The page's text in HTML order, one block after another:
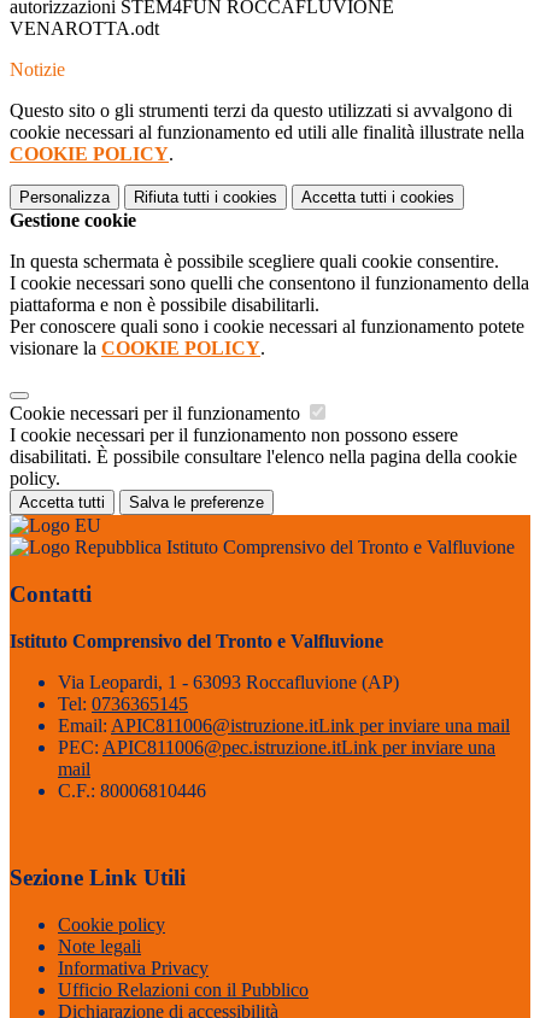
autorizzazioni STEM4FUN ROCCAFLUVIONE
VENAROTTA.odt
Notizie
Questo sito o gli strumenti terzi da questo utilizzati si avvalgono di
cookie necessari al funzionamento ed utili alle finalità illustrate nella
COOKIE POLICY.
Personalizza Rifiuta tutti i cookies Accetta tutti i cookies
Gestione cookie
In questa schermata è possibile scegliere quali cookie consentire.
I cookie necessari sono quelli che consentono il funzionamento della
piattaforma e non è possibile disabilitarli.
Per conoscere quali sono i cookie necessari al funzionamento potete
visionare la COOKIE POLICY.
Cookie necessari per il funzionamento
I cookie necessari per il funzionamento non possono essere
disabilitati. È possibile consultare l'elenco nella pagina della cookie
policy.
Accetta tutti Salva le preferenze
Istituto Comprensivo del Tronto e Valfluvione
Contatti
Istituto Comprensivo del Tronto e Valfluvione
Via Leopardi, 1 - 63093 Roccafluvione (AP)
Tel: 0736365145
Email: APIC811006@istruzione.itLink per inviare una mail
PEC: APIC811006@pec.istruzione.itLink per inviare una
mail
C.F.: 80006810446
Sezione Link Utili
Cookie policy
Note legali
Informativa Privacy
Ufficio Relazioni con il Pubblico
Dichiarazione di accessibilità